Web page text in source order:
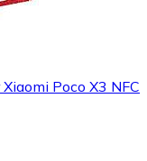
Poco X3 NFC